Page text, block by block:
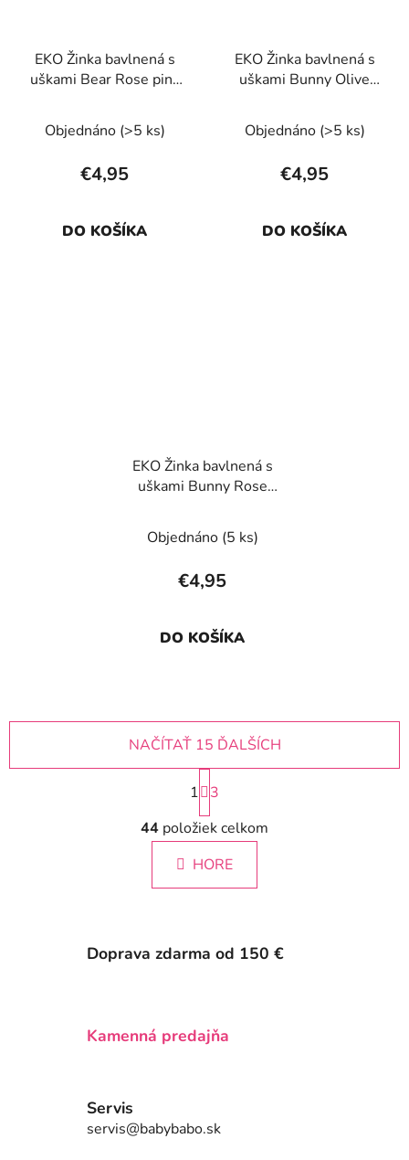
EKO Žinka bavlnená s
uškami Bear Rose pink
Objednáno (>5 ks)
€4,95
DO KOŠÍKA
EKO Žinka bavlnená s
uškami Bunny Olive
Objednáno (>5 ks)
€4,95
DO KOŠÍKA
EKO Žinka bavlnená s
uškami Bunny Rose
Objednáno (5 ks)
€4,95
DO KOŠÍKA
O
v
l
á
d
i
v
p
NAČÍTAŤ 15 ĎALŠÍCH
S
t
r
á
n
k
i
1
3
44 položiek celkom
HORE
Doprava zdarma od 150 €
Kamenná predajňa
Servis
servis@babybabo.sk